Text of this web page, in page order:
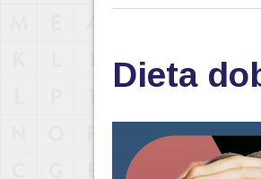
Dieta